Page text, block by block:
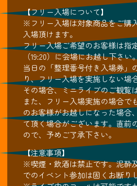
【フリー入場について】
※フリー入場は対象商品をご購
入場頂けます。
フリー入場ご希望のお客様は指
（19:20）に会場にお越し下さい
当日の「整理番号付き入場券」
り、フリー入場を実施しない場
その場合、ミニライブのご観覧
また、フリー入場実施の場合で
のお客様がお越しになった場合
て頂く場合がございます。直前
ので、予めご了承下さい。
【注意事項】
※喫煙・飲酒は禁止です。泥酔
でのイベント参加は固くお断り